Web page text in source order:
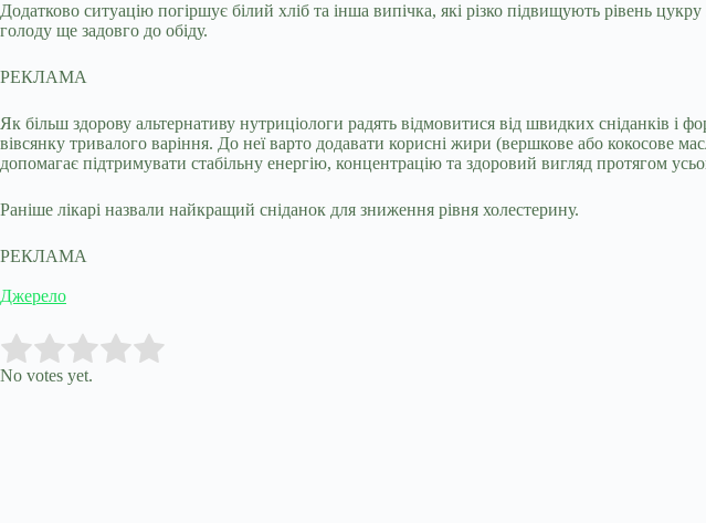
Додатково ситуацію погіршує білий хліб та інша випічка, які різко підвищують рівень
голоду ще задовго до обіду.
РЕКЛАМА
Як більш здорову альтернативу нутриціологи радять відмовитися від швидких сніданків
вівсянку тривалого варіння. До неї варто додавати корисні жири (вершкове або кокосове
допомагає підтримувати стабільну енергію, концентрацію та здоровий вигляд протягом
Раніше лікарі назвали найкращий сніданок для зниження рівня холестерину.
РЕКЛАМА
Джерело
Rate this item:
No votes yet.